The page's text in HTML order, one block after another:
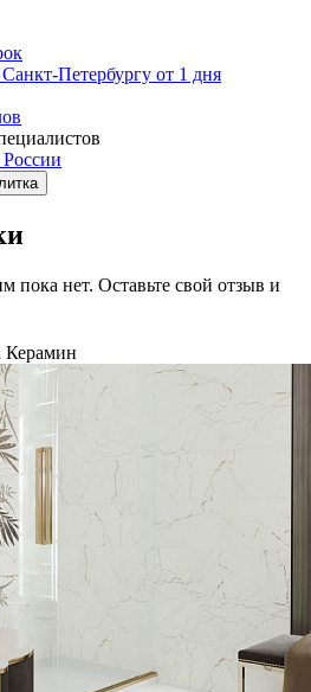
Петербургу от 1 дня
пока нет. Оставьте свой отзыв и
Керамин